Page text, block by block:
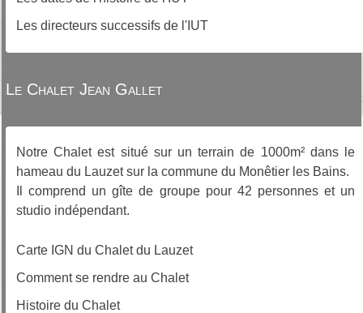
Les directeurs successifs de l'IUT
Le Chalet Jean Gallet
Notre Chalet est situé sur un terrain de 1000m² dans le
hameau du Lauzet sur la commune du Monêtier les Bains.
Il comprend un gîte de groupe pour 42 personnes et un
studio indépendant.
Carte IGN du Chalet du Lauzet
Comment se rendre au Chalet
Histoire du Chalet